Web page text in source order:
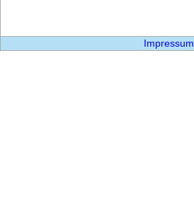
Impressum